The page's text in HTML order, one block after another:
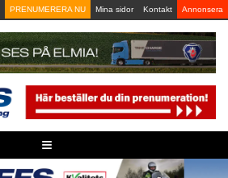
PRENUMERERA NU Mina sidor Kontakt Annonsera
≡